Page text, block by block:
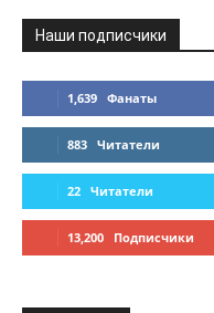
Наши подписчики
1,639 Фанаты
883 Читатели
22 Читатели
13,200 Подписчики